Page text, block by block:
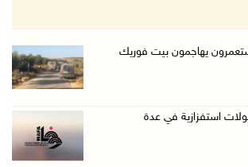
صهريجا للمياه في خلايل اللوز ...
مجددا تجمع الكعابنة شرق الطي ...
الصعود وسط مخاوف بشأن مستقب ...
يهاجمون بيت فوريك
استفزازية في عدة